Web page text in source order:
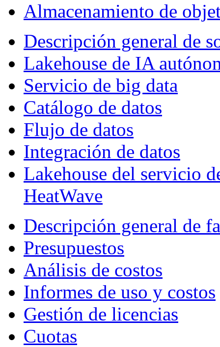
Almacenamiento de
Descripción general de
Lakehouse de IA
Servicio de big data
Catálogo de datos
Flujo de datos
Integración de datos
Lakehouse del servicio
HeatWave
Descripción general de
Presupuestos
Análisis de costos
Informes de uso y costos
Gestión de licencias
Cuotas